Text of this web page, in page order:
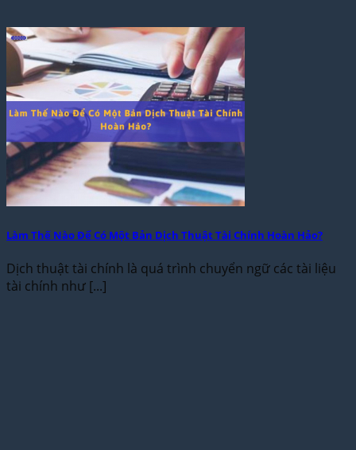
Làm Thế Nào Để Có Một Bản Dịch Thuật Tài Chính Hoàn Hảo?
Dịch thuật tài chính là quá trình chuyển ngữ các tài liệu
tài chính như [...]